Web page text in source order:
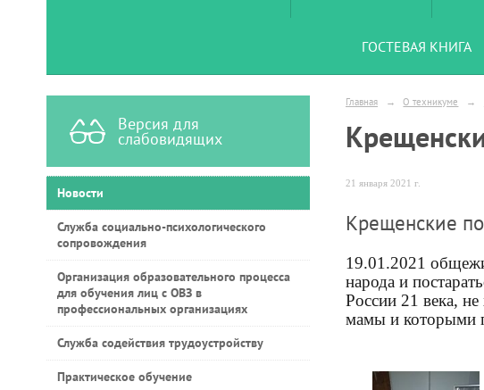
ГОСТЕВАЯ КНИГА
Версия для
слабовидящих
Новости
Служба социально-психологического
сопровождения
Организация образовательного процесса
для обучения лиц с ОВЗ в
профессиональных организациях
Служба содействия трудоустройству
Практическое обучение
Главная → О техникуме →
21 января 2021 г.
Крещенские
19.01.2021
народа и
России 21 века,
мамы и которыми